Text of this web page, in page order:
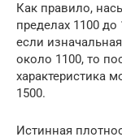
Как правило,
пределах 1100
если
около 1100, то
характеристика
1500.
Истинная